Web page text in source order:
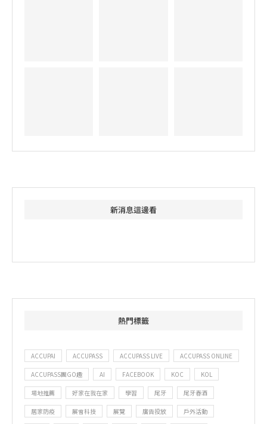
新消息這邊看
熱門標籤
ACCUPAI ACCUPASS ACCUPASS LIVE ACCUPASS ONLINE
ACCUPASS團GO趣 AI FACEBOOK KOC KOL
場地推薦 好家在我在家 學習 尾牙 尾牙春酒
居家防疫 展會科技 展覽 廣告投放 戶外活動